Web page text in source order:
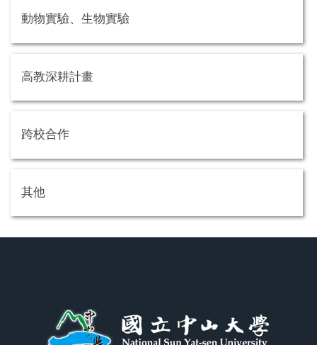
動物實驗、生物實驗
高教深耕計畫
跨校合作
其他